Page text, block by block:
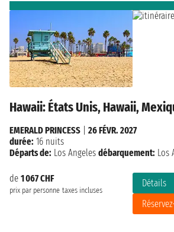
Hawaii: États Unis, Hawaii,
de 1 067 CHF
prix par personne taxes incluses
Détails
EMERALD PRINCESS
26 FÉVR. 2027
durée: 16 nuits
Départs de: Los Angeles débarquement: Los